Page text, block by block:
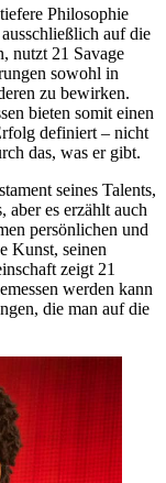
Philosophie
auf die
nutzt 21 Savage
sowohl in
zu bewirken.
bieten somit einen
definiert – nicht
das, was er gibt.
seines Talents,
aber es erzählt auch
persönlichen und
Kunst, seinen
zeigt 21
werden kann
die man auf die